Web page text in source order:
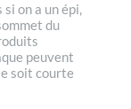
on a un épi,
du
peuvent
soit courte